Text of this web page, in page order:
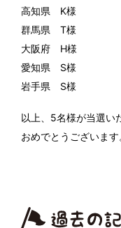
高知県 K様
群馬県 T様
大阪府 H様
愛知県 S様
岩手県 S様
以上、5名様が当選い
おめでとうございます